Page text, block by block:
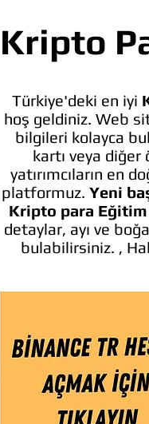
Kripto
Türkiye'deki en iyi
hoş geldiniz. Web
bilgileri kolayca
kartı veya
yatırımcıların en
platformuz. Yeni
Kripto para Eğitim
detaylar, ayı ve
bulabilirsiniz. ,